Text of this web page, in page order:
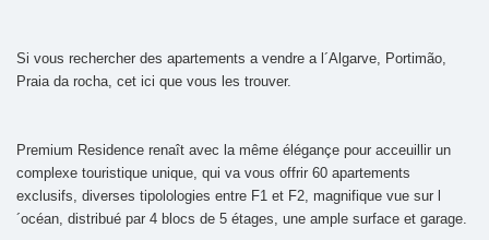
Si vous rechercher des apartements a vendre a l´Algarve, Portimão,
Praia da rocha, cet ici que vous les trouver.
Premium Residence renaît avec la même élégançe pour acceuillir un
complexe touristique unique, qui va vous offrir 60 apartements
exclusifs, diverses tipolologies entre F1 et F2, magnifique vue sur l
´océan, distribué par 4 blocs de 5 étages, une ample surface et garage.